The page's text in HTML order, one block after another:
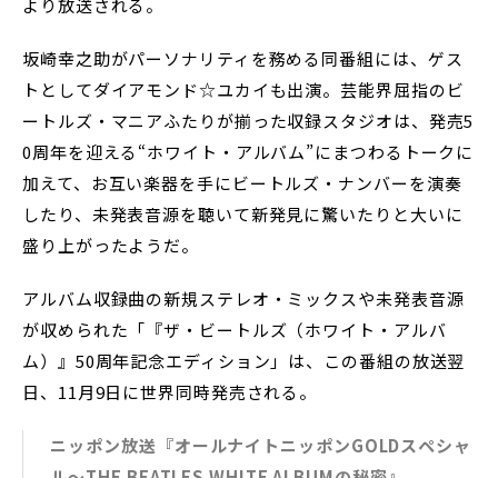
より放送される。
坂崎幸之助がパーソナリティを務める同番組には、ゲス
トとしてダイアモンド☆ユカイも出演。芸能界屈指のビ
ートルズ・マニアふたりが揃った収録スタジオは、発売5
0周年を迎える“ホワイト・アルバム”にまつわるトークに
加えて、お互い楽器を手にビートルズ・ナンバーを演奏
したり、未発表音源を聴いて新発見に驚いたりと大いに
盛り上がったようだ。
アルバム収録曲の新規ステレオ・ミックスや未発表音源
が収められた「『ザ・ビートルズ（ホワイト・アルバ
ム）』50周年記念エディション」は、この番組の放送翌
日、11月9日に世界同時発売される。
ニッポン放送『オールナイトニッポンGOLDスペシャ